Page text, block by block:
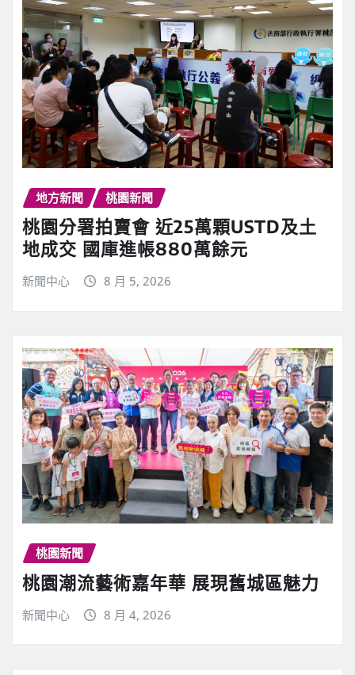
地方新聞 桃園新聞
桃園分署拍賣會 近25萬顆USTD及土
地成交 國庫進帳880萬餘元
新聞中心 8 月 5, 2026
桃園新聞
桃園潮流藝術嘉年華 展現舊城區魅力
新聞中心 8 月 4, 2026